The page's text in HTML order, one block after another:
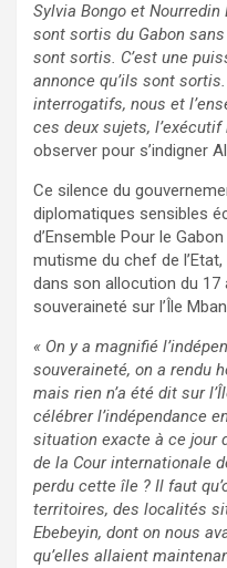
Sylvia Bongo et
sont sortis du Gabon
sont sortis. C’est une
annonce qu’ils sont
interrogatifs, nous et
ces deux sujets, l’exécutif
observer pour s’indigner
Ce silence du
diplomatiques sensibles
d’Ensemble Pour le
mutisme du chef de
dans son allocution du
souveraineté sur l’Île
« On y a magnifié
souveraineté, on a rendu
mais rien n’a été dit sur
célébrer l’indépendance
situation exacte à ce jour
de la Cour internationale
perdu cette île ? Il faut
territoires, des localités
Ebebeyin, dont on nous
qu’elles allaient